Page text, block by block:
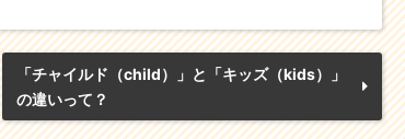
n
e
m
ai
l
「チャイルド（child）」と「キッズ（kids）」
の違いって？